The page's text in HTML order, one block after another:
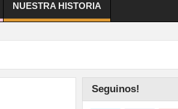
NUESTRA HISTORIA
Seguinos!